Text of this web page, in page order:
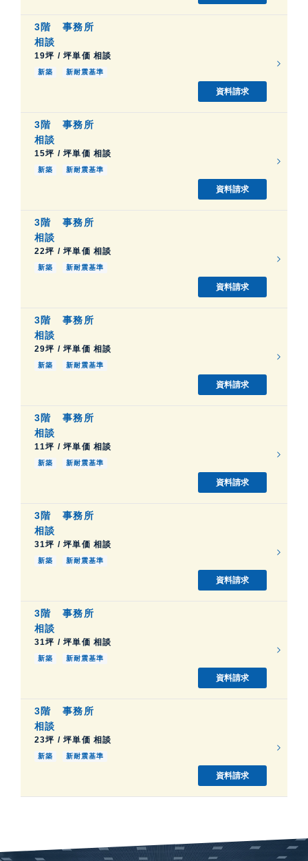
3階 事務所
相談
19坪 / 坪単価 相談
新築 新耐震基準
資料請求
3階 事務所
相談
15坪 / 坪単価 相談
新築 新耐震基準
資料請求
3階 事務所
相談
22坪 / 坪単価 相談
新築 新耐震基準
資料請求
3階 事務所
相談
29坪 / 坪単価 相談
新築 新耐震基準
資料請求
3階 事務所
相談
11坪 / 坪単価 相談
新築 新耐震基準
資料請求
3階 事務所
相談
31坪 / 坪単価 相談
新築 新耐震基準
資料請求
3階 事務所
相談
31坪 / 坪単価 相談
新築 新耐震基準
資料請求
3階 事務所
相談
23坪 / 坪単価 相談
新築 新耐震基準
資料請求